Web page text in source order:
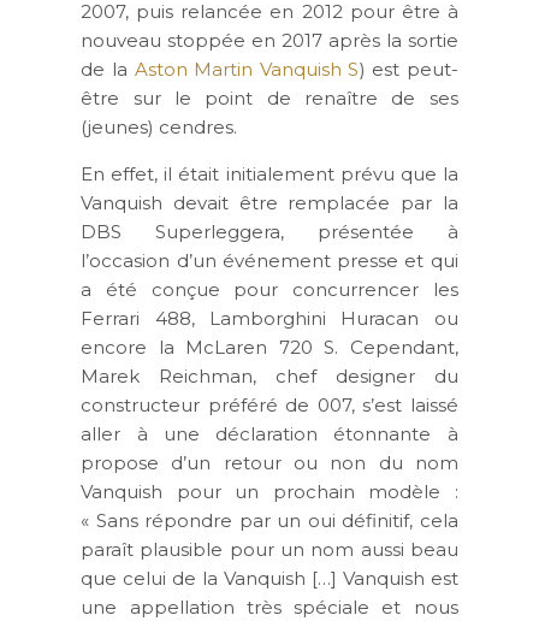
2007, puis relancée en 2012 pour être à
nouveau stoppée en 2017 après la sortie
de la Aston Martin Vanquish S) est peut-
être sur le point de renaître de ses
(jeunes) cendres.
En effet, il était initialement prévu que la
Vanquish devait être remplacée par la
DBS Superleggera, présentée à
l’occasion d’un événement presse et qui
a été conçue pour concurrencer les
Ferrari 488, Lamborghini Huracan ou
encore la McLaren 720 S. Cependant,
Marek Reichman, chef designer du
constructeur préféré de 007, s’est laissé
aller à une déclaration étonnante à
propose d’un retour ou non du nom
Vanquish pour un prochain modèle :
« Sans répondre par un oui définitif, cela
paraît plausible pour un nom aussi beau
que celui de la Vanquish […] Vanquish est
une appellation très spéciale et nous